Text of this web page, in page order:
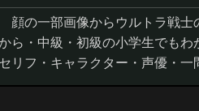
顔の一部画像からウルトラ戦士
・中級・初級の小学生でもわ
リフ・キャラクター・声優・一